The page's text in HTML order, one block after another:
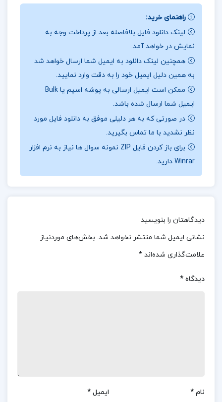
سطح آگاهی و دانش متخصصان در این حوزه
است.جهت خرید فایل های بیشتر
دانشگاهی احمد آخوندی : این کتاب توسط انتشارات
سخنوران منتشر شده و به موضوعات مختلف مربوط به
حسابداری مالیاتی از جمله مالیات بر ارزش افزوده، وظایف
و تکالیف مؤدیان، عرضه کالاها و ارائه خدمات معاف،
حسابرسی مالیات و عوارض ارزش افزوده، استرداد اضافه
پرداختی مالیات و عوارض، جرائم و تسهیلات مالیاتی، و
احمد آخوندی:
دانشگاهی” نوشته احمد آخوندی، یکی از منابع معتبر و
کاربردی در زمینه حسابداری مالیاتی است. این کتاب به
پرداخته و به‌ویژه برای دانشجویان و علاقمندان به
راهنمای خرید:
لینک دانلود فایل بلافاصله بعد از پرداخت وجه به
نمایش در خواهد آمد.
همچنین لینک دانلود به ایمیل شما ارسال خواهد شد
به همین دلیل ایمیل خود را به دقت وارد نمایید.
ممکن است ایمیل ارسالی به پوشه اسپم یا Bulk
ایمیل شما ارسال شده باشد.
در صورتی که به هر دلیلی موفق به دانلود فایل مورد
نظر نشدید با ما تماس بگیرید.
برای باز کردن فایل ZIP نمونه سوال ها نیاز به نرم افزار
Winrar دارید.
دیدگاهتان را بنویسید
نشانی ایمیل شما منتشر نخواهد شد. بخش‌های موردنیاز
علامت‌گذاری شده‌اند *
دیدگاه *
نام * ایمیل *